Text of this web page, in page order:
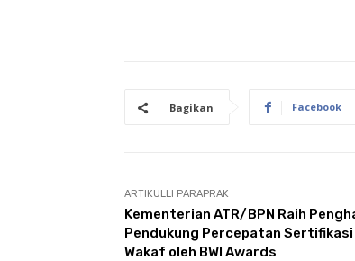
Bagikan Facebook
ARTIKULLI PARAPRAK
Kementerian ATR/BPN Raih
Pendukung Percepatan Sertifikasi
Wakaf oleh BWI Awards